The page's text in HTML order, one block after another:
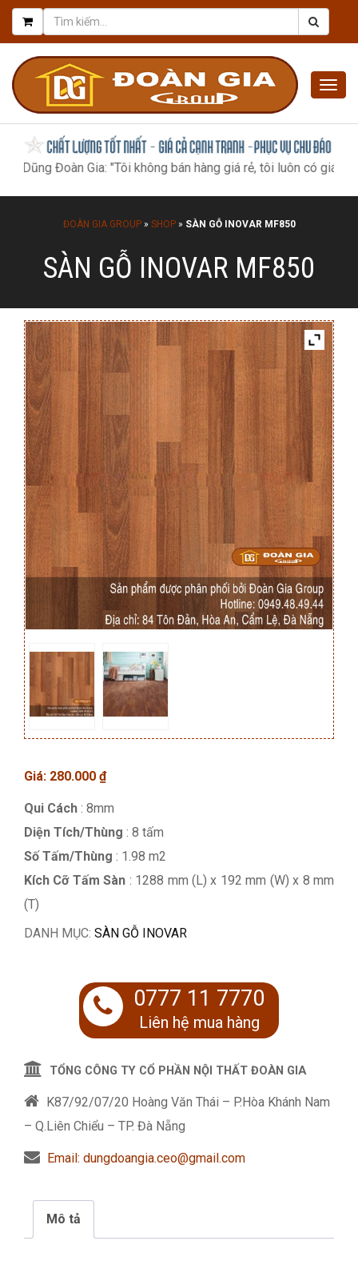
Đoàn Gia: "Tôi không bán hàng giá rẻ, tôi luôn có giá tốt nhất,
ĐOÀN GIA GROUP» SHOP» SÀN GỖ INOVAR MF850
SÀN GỖ INOVAR MF850
Giá: 280.000 ₫
Qui Cách : 8mm
Diện Tích/Thùng : 8 tấm
Số Tấm/Thùng : 1.98 m2
Kích Cỡ Tấm Sàn : 1288 mm (L) x 192 mm (W) x 8 mm
(T)
DANH MỤC: SÀN GỖ INOVAR
0777 11 7770
Liên hệ mua hàng
TỔNG CÔNG TY CỔ PHẦN NỘI THẤT ĐOÀN GIA
K87/92/07/20 Hoàng Văn Thái – P.Hòa Khánh Nam
– Q.Liên Chiểu – TP. Đà Nẵng
Email: dungdoangia.ceo@gmail.com
Mô tả